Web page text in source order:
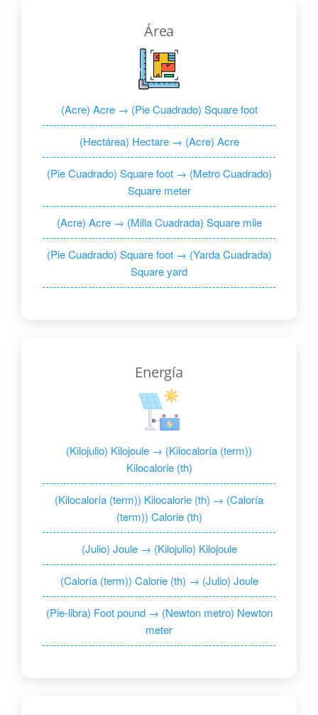
Área
(Acre) Acre → (Pie Cuadrado) Square foot
(Hectárea) Hectare → (Acre) Acre
(Pie Cuadrado) Square foot → (Metro Cuadrado)
Square meter
(Acre) Acre → (Milla Cuadrada) Square mile
(Pie Cuadrado) Square foot → (Yarda Cuadrada)
Square yard
Energía
(Kilojulio) Kilojoule → (Kilocaloría (term))
Kilocalorie (th)
(Kilocaloría (term)) Kilocalorie (th) → (Caloría
(term)) Calorie (th)
(Julio) Joule → (Kilojulio) Kilojoule
(Caloría (term)) Calorie (th) → (Julio) Joule
(Pie-libra) Foot pound → (Newton metro) Newton
meter